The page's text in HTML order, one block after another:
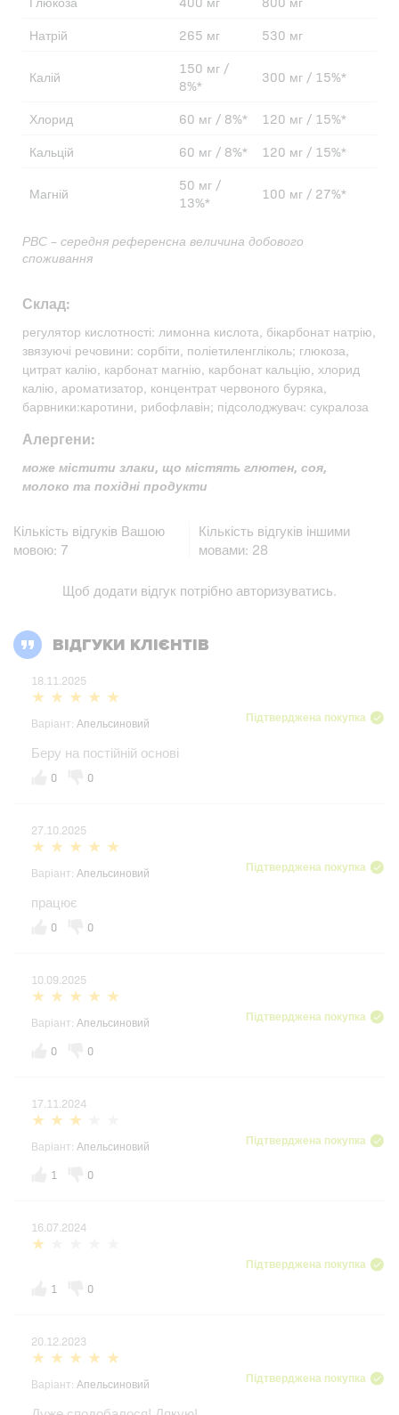
Натрій
265 мг 530 мг
Калій
150 мг /
8%*
300 мг / 15%*
Хлорид 60 мг / 8%*
120 мг / 15%*
Кальцій
60 мг / 8%* 120 мг / 15%*
Магній
50 мг /
13%*
100 мг / 27%*
РВС – середня референсна величина добового
споживання
Склад:
регулятор кислотності: лимонна кислота, бікарбонат натрію,
звязуючі речовини: сорбіти, поліетиленгліколь; глюкоза,
цитрат калію, карбонат магнію, карбонат кальцію, хлорид
калію, ароматизатор, концентрат червоного буряка,
барвники:каротини, рибофлавін; підсолоджувач: сукралоза
Алергени:
може містити злаки, що містять глютен, соя,
молоко та похідні продукти
Кількість відгуків Вашою
мовою: 7
Кількість відгуків іншими
мовами: 28
Щоб додати відгук потрібно авторизуватись.
ВІДГУКИ КЛІЄНТІВ
18.11.2025
Підтверджена покупка
Варіант: Апельсиновий
Беру на постійній основі
0 0
27.10.2025
Підтверджена покупка
Варіант: Апельсиновий
працює
0 0
10.09.2025
Підтверджена покупка
Варіант: Апельсиновий
0
0
17.11.2024
Підтверджена покупка
Варіант: Апельсиновий
1
0
16.07.2024
Підтверджена покупка
1
0
20.12.2023
Підтверджена покупка
Варіант: Апельсиновий